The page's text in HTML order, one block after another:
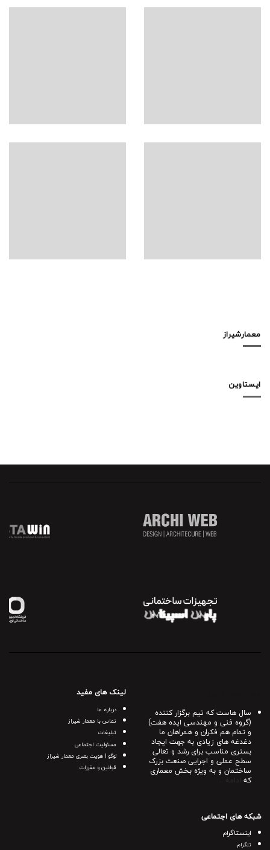
معمارشیراز
ایستاوین
سال هاست که تیم برگزار کننده
(گروه فنی و مهندسی ایده هفت)
و تمام هم فکران و همراهان ما
دغدغه های زیادی به جهت ایجاد
بستری مناسب برای رشد و تعالی
سطح عملی و اجرایی صنعت بزرک
ساختمان و به ویژه بخش معماری
که
لینک های مفید
درباره ما
تماس با معمار شیراز
تبلیغات
مسئولیت اجتماعی
لوگو | هویت بصری معمار شیراز
قوانین و مقررات
شبکه های اجتماعی
اینستاگرام
تلگرام